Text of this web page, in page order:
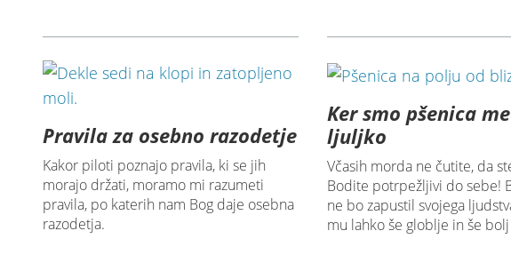
Pravila za osebno razodetje
Kakor piloti poznajo pravila, ki se jih
morajo držati, moramo mi razumeti
pravila, po katerih nam Bog daje osebna
razodetja.
Ker smo pšenica
ljuljko
Včasih morda ne čutite, da
Bodite potrpežljivi do sebe!
ne bo zapustil svojega
mu lahko še globlje in še